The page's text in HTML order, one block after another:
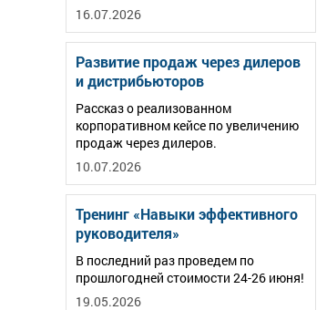
16.07.2026
Развитие продаж через дилеров
и дистрибьюторов
Рассказ о реализованном
корпоративном кейсе по увеличению
продаж через дилеров.
10.07.2026
Тренинг «Навыки эффективного
руководителя»
В последний раз проведем по
прошлогодней стоимости 24-26 июня!
19.05.2026